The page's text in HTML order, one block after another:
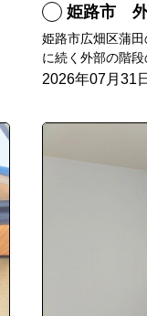
姫路市 外部
姫路市広畑区蒲
に続く外部の階
2026年07月31日